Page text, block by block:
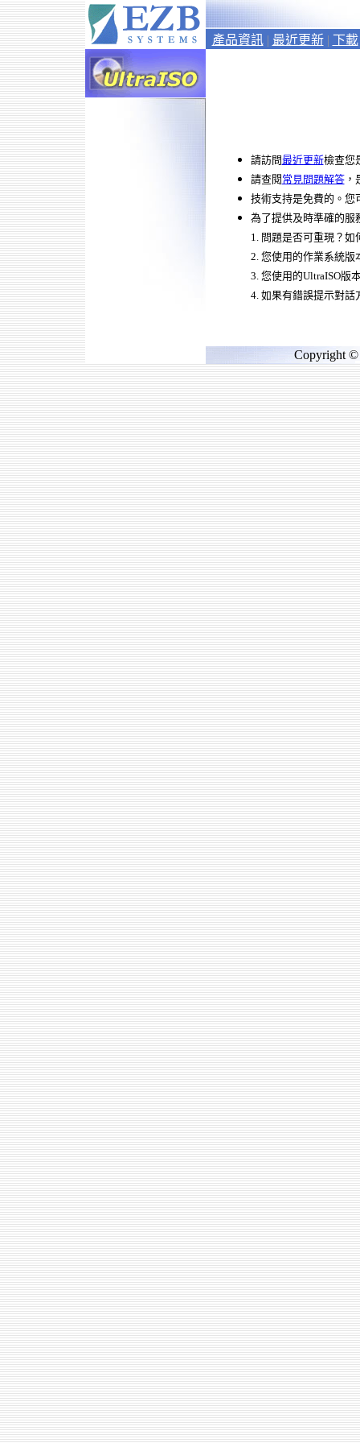
產品資訊 | 最近更新 | 下載
請訪問最近更新檢查您
請查閱 常見問題解答，
技術支持是免費的。您
為了提供及時準確的服
1. 問題是否可重現？如
2. 您使用的作業系統版
3. 您使用的UltraISO版
4. 如果有錯誤提示對
Copyright ©